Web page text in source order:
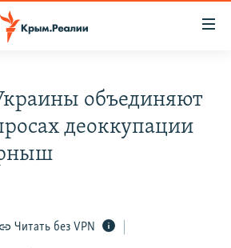
11 ИСТОРИЙ СОПРОТИВЛЕНИЯ
объединяют
деоккупации
Читать без VPN